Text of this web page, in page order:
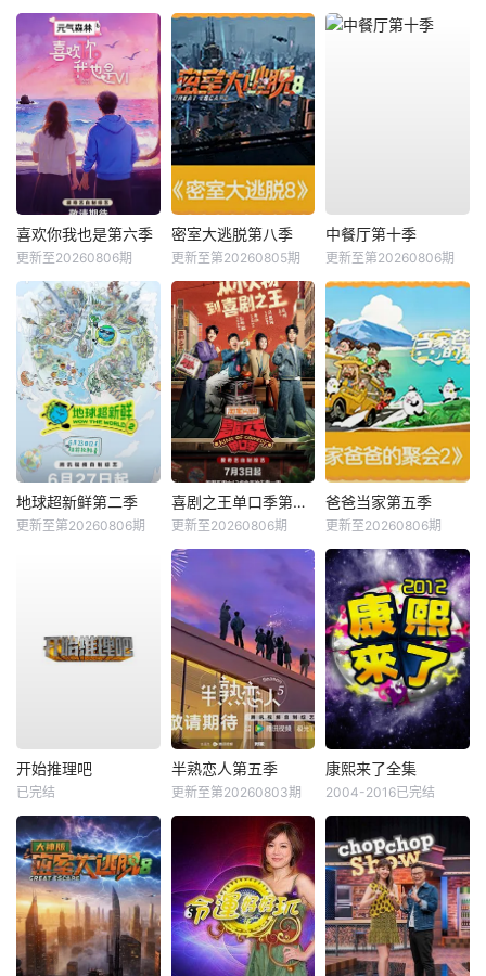
喜欢你我也是第六季
更新至20260806期
密室大逃脱第八季
更新至第20260805期
中餐厅第十季
更新至第20260806期
地球超新鲜第二季
更新至第20260806期
喜剧之王单口季第三季
更新至20260806期
爸爸当家第五季
更新至20260806期
开始推理吧
已完结
半熟恋人第五季
更新至第20260803期
康熙来了全集
2004-2016已完结